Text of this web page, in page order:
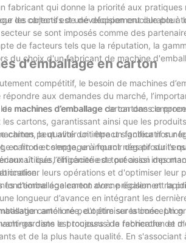
fabricant qui donne la priorité aux pratiques
les objectifs de développement durable à
de cartons est une décision cruciale pour
se sont imposés comme des
de facteurs tels que la réputation, la
du choix d'un fabricant de machine
d'emballage en carton
compétitif, le besoin de machines
aux demandes du marché,
machines d’emballage de cartons
machines d’emballage carton dans le
cartons, garantissant ainsi que les
peut avoir un impact significatif sur
fin de compte, un impact négatif sur
carton, la qualité doit être un facteur non
carton et s’engage à fournir des produits
utilisés, l'ingénierie de précision des
que l’efficacité est tout aussi
leurs opérations et d'optimiser leur
également avec précision et
d’emballage carton donne également la
longueur d’avance en intégrant les
améliorée, d'optimiser la
gardiste est toujours à la recherche de
carton ne peut être surestimée. Un
dans le processus de fabrication et
et de la plus haute qualité. En